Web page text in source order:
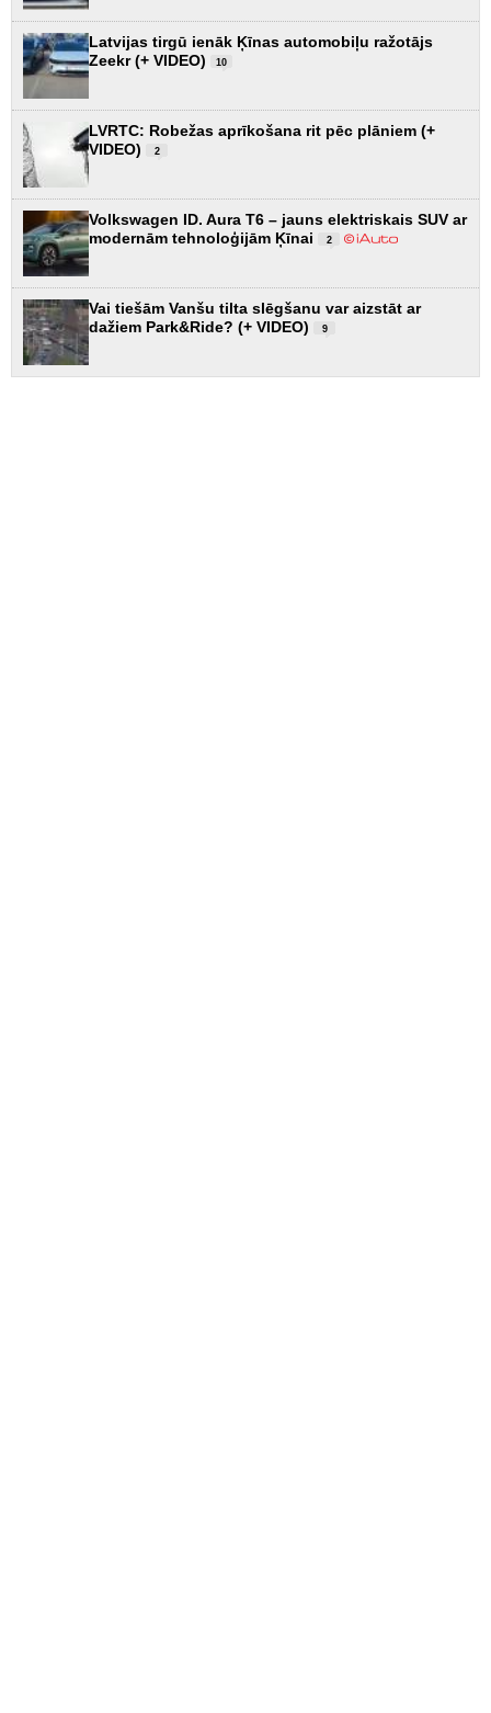
Latvijas tirgū ienāk Ķīnas automobiļu ražotājs
Zeekr (+ VIDEO)
10
LVRTC: Robežas aprīkošana rit pēc plāniem (+
VIDEO)
2
Volkswagen ID. Aura T6 – jauns elektriskais SUV ar
modernām tehnoloģijām Ķīnai
2
Vai tiešām Vanšu tilta slēgšanu var aizstāt ar
dažiem Park&Ride? (+ VIDEO)
9